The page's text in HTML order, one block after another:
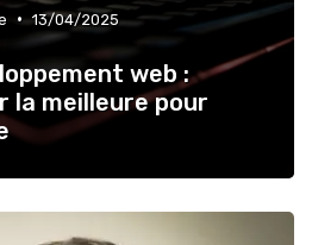
• 13/04/2025
web :
la meilleure pour